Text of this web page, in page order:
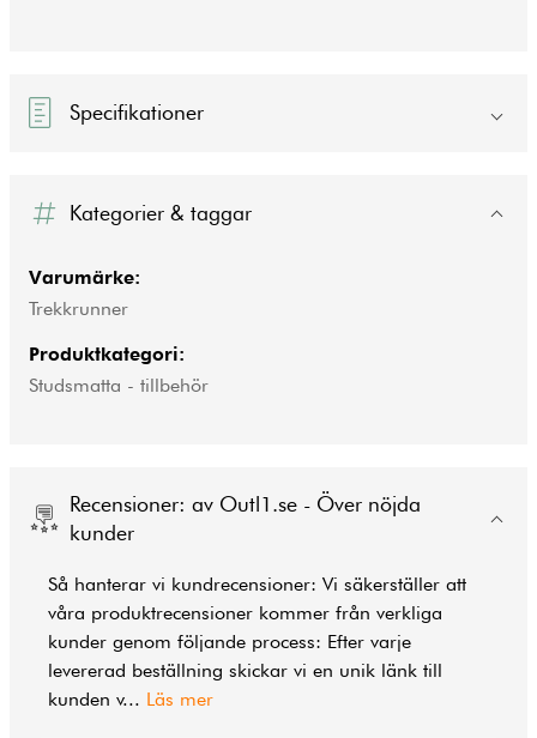
Specifikationer
Kategorier & taggar
Varumärke:
Trekkrunner
Produktkategori:
Studsmatta - tillbehör
Recensioner: av Outl1.se - Över nöjda
kunder
Så hanterar vi kundrecensioner: Vi säkerställer att
våra produktrecensioner kommer från verkliga
kunder genom följande process: Efter varje
levererad beställning skickar vi en unik länk till
kunden v... Läs mer